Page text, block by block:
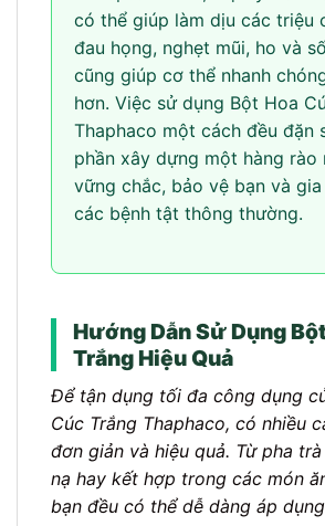
có thể giúp làm dịu các triệu
đau họng, nghẹt mũi, ho và
cũng giúp cơ thể nhanh
hơn. Việc sử dụng Bột Hoa
Thaphaco một cách đều đặn
phần xây dựng một hàng rào
vững chắc, bảo vệ bạn và
các bệnh tật thông thường.
Hướng Dẫn Sử Dụng
Trắng Hiệu Quả
Để tận dụng tối đa công dụng
Cúc Trắng Thaphaco, có nhiều
đơn giản và hiệu quả. Từ pha
nạ hay kết hợp trong các món
bạn đều có thể dễ dàng áp